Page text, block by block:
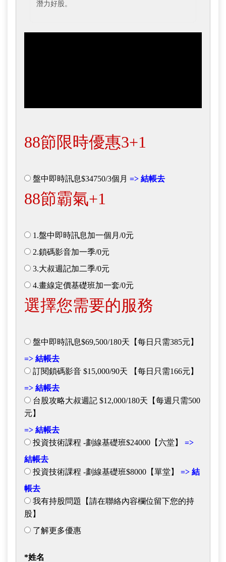
潛力好股。
88節限時優惠3+1
盤中即時訊息$34750/3個月 => 結帳去
88節霸氣+1
1.盤中即時訊息加一個月/0元
2.鎖碼影音加一季/0元
3.大叔週記加二季/0元
4.畫線定價基礎班加一套/0元
選擇您需要的服務
盤中即時訊息$69,500/180天【每日只需385元】
=> 結帳去
訂閱鎖碼影音 $15,000/90天 【每日只需166元】
=> 結帳去
台股攻略大叔週記 $12,000/180天【每週只需500
元】
=> 結帳去
投資技術課程 -劃線基礎班$24000【六堂】
=>
結帳去
投資技術課程 -劃線基礎班$8000【單堂】
=> 結
帳去
我有持股問題【請在聯絡內容欄位留下您的持
股】
了解更多優惠
*姓名